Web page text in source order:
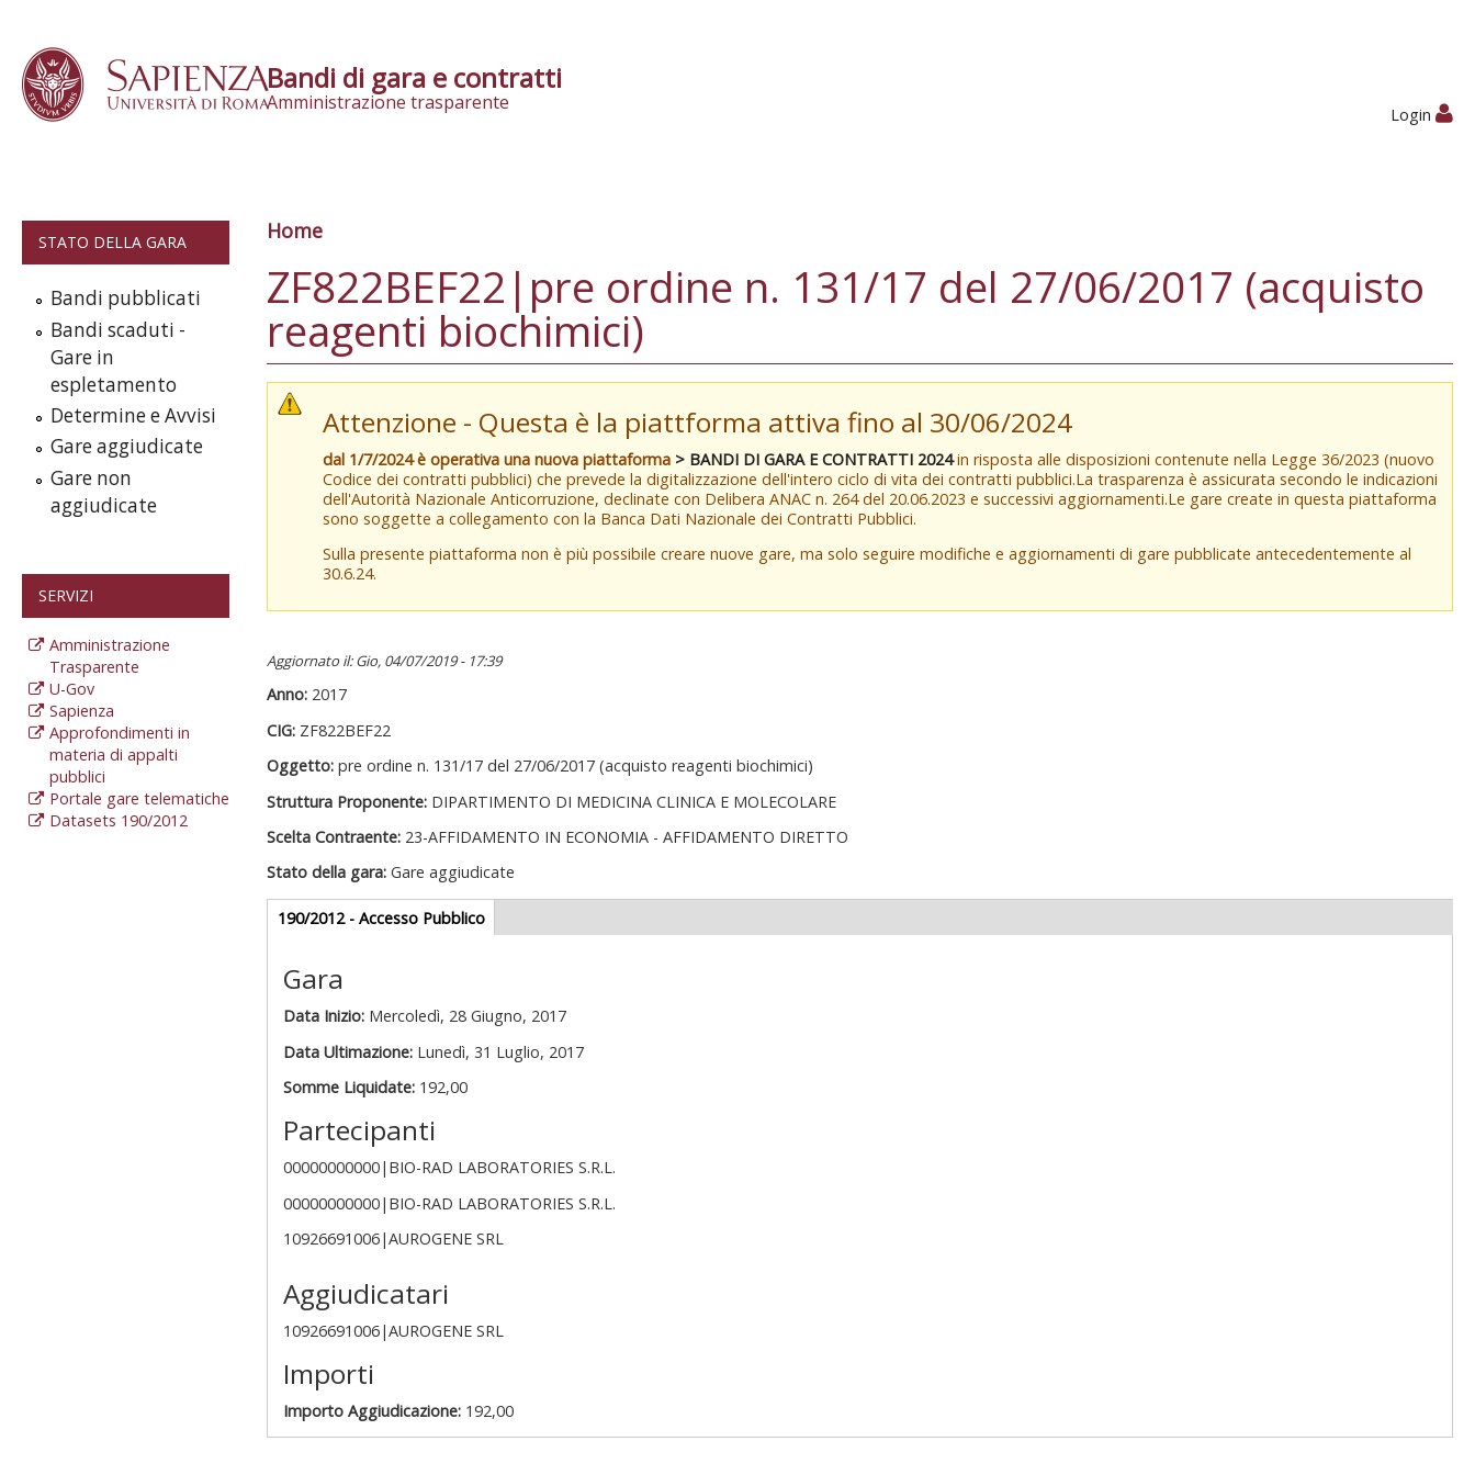
Bandi di gara e contratti
Amministrazione trasparente
Login
STATO DELLA GARA
Bandi pubblicati
Bandi scaduti -
Gare in
espletamento
Determine e Avvisi
Gare aggiudicate
Gare non
aggiudicate
SERVIZI
Amministrazione
Trasparente
U-Gov
Sapienza
Approfondimenti in
materia di appalti
pubblici
Portale gare telematiche
Datasets 190/2012
Tu sei qui
Home
ZF822BEF22|pre ordine n. 131/17 del 27/06/2017 (acquisto
reagenti biochimici)
Attenzione - Questa è la piattforma attiva fino al 30/06/2024
dal 1/7/2024 è operativa una nuova piattaforma > BANDI DI GARA E CONTRATTI 2024in risposta alle disposizioni contenute nella Legge 36/2023 (nuovo
Codice dei contratti pubblici) che prevede la digitalizzazione dell'intero ciclo di vita dei contratti pubblici.La trasparenza è assicurata secondo le indicazioni
dell'Autorità Nazionale Anticorruzione, declinate con Delibera ANAC n. 264 del 20.06.2023 e successivi aggiornamenti.Le gare create in questa piattaforma
sono soggette a collegamento con la Banca Dati Nazionale dei Contratti Pubblici.
Sulla presente piattaforma non è più possibile creare nuove gare, ma solo seguire modifiche e aggiornamenti di gare pubblicate antecedentemente al
30.6.24.
Aggiornato il: Gio, 04/07/2019 - 17:39
Anno: 2017
CIG: ZF822BEF22
Oggetto: pre ordine n. 131/17 del 27/06/2017 (acquisto reagenti biochimici)
Struttura Proponente: DIPARTIMENTO DI MEDICINA CLINICA E MOLECOLARE
Scelta Contraente: 23-AFFIDAMENTO IN ECONOMIA - AFFIDAMENTO DIRETTO
Stato della gara: Gare aggiudicate
Gare appalti
190/2012 - Accesso Pubblico(scheda
attiva)
Gara
Data Inizio: Mercoledì, 28 Giugno, 2017
Data Ultimazione: Lunedì, 31 Luglio, 2017
Somme Liquidate: 192,00
Partecipanti
00000000000|BIO-RAD LABORATORIES S.R.L.
00000000000|BIO-RAD LABORATORIES S.R.L.
10926691006|AUROGENE SRL
Aggiudicatari
10926691006|AUROGENE SRL
Importi
Importo Aggiudicazione: 192,00